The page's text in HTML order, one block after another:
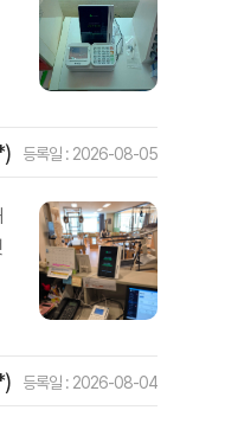
등록일 : 2026-08-05
등록일 : 2026-08-04